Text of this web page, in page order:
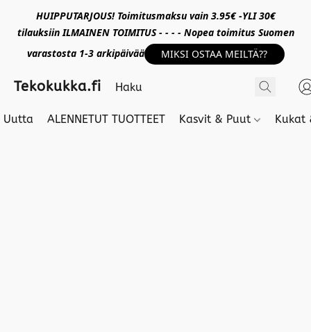
HUIPPUTARJOUS! Toimitusmaksu vain 3.95€ -YLI 30€
tilauksiin ILMAINEN TOIMITUS - - - - Nopea toimitus Suomen
varastosta 1-3 arkipäivää
MIKSI OSTAA MEILTÄ??
Tekokukka.fi
Uutta ALENNETUT TUOTTEET Kasvit & Puut Kukat